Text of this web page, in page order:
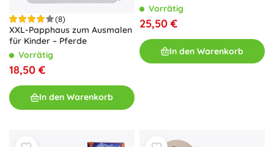
(8)
XXL-Papphaus zum Ausmalen
für Kinder – Pferde
Vorrätig
18,50 €
In den Warenkorb
Vorrätig
25,50 €
In den Warenkorb